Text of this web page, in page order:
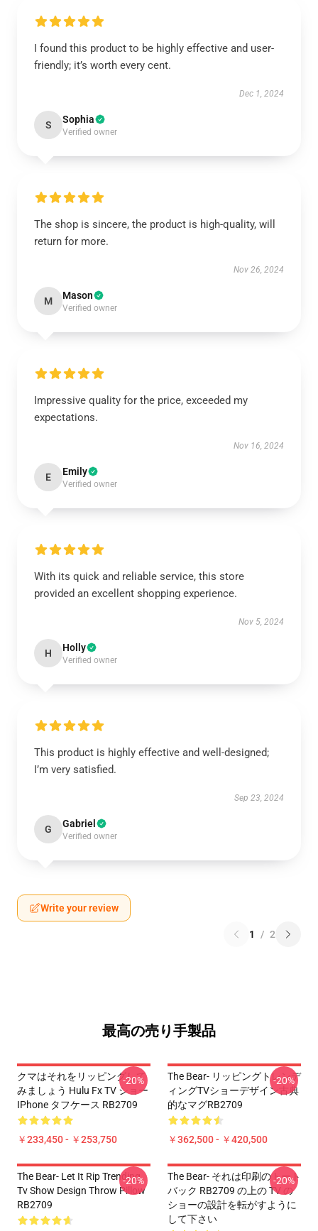
I found this product to be highly effective and user-
friendly; it’s worth every cent.
Dec 1, 2024
S Sophia
Verified owner
The shop is sincere, the product is high-quality, will
return for more.
Nov 26, 2024
M Mason
Verified owner
Impressive quality for the price, exceeded my
expectations.
Nov 16, 2024
E Emily
Verified owner
With its quick and reliable service, this store
provided an excellent shopping experience.
Nov 5, 2024
H Holly
Verified owner
This product is highly effective and well-designed;
I’m very satisfied.
Sep 23, 2024
G Gabriel
Verified owner
Write your review
1 / 2
最高の売り手製品
クマはそれをリッピングして
みましょう Hulu Fx TV ショー
IPhone タフケース RB2709
￥233,450 - ￥253,750
-20%
The Bear- リッピングトレンデ
ィングTVショーデザイン古典
的なマグRB2709
￥362,500 - ￥420,500
-20%
The Bear- Let It Rip Trending
Tv Show Design Throw Pillow
RB2709
-20%
The Bear- それは印刷のトート
バック RB2709 の上の TV の
ショーの設計を転がすように
して下さい
-20%